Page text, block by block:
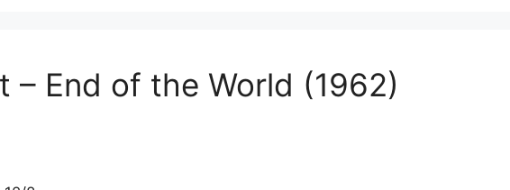
– End of the World (1962)